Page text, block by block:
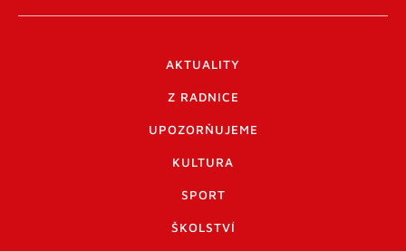
AKTUALITY
Z RADNICE
UPOZORŇUJEME
KULTURA
SPORT
ŠKOLSTVÍ